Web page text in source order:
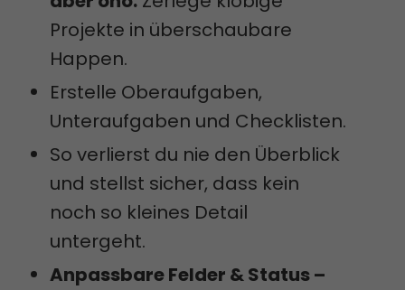
Projekte in überschaubare
Happen.
Erstelle Oberaufgaben,
Unteraufgaben und Checklisten.
So verlierst du nie den Überblick
und stellst sicher, dass kein
noch so kleines Detail
untergeht.
Anpassbare Felder & Status –